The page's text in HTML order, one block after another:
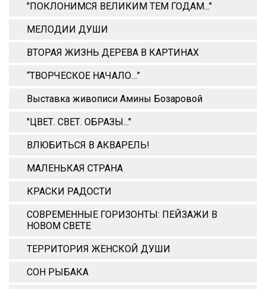
"ПОКЛОНИМСЯ ВЕЛИКИМ ТЕМ ГОДАМ..."
МЕЛОДИИ ДУШИ
ВТОРАЯ ЖИЗНЬ ДЕРЕВА В КАРТИНАХ
“ТВОРЧЕСКОЕ НАЧАЛО…”
Выставка живописи Амины Бозаровой
"ЦВЕТ. СВЕТ. ОБРАЗЫ..."
ВЛЮБИТЬСЯ В АКВАРЕЛЬ!
МАЛЕНЬКАЯ СТРАНА
КРАСКИ РАДОСТИ
СОВРЕМЕННЫЕ ГОРИЗОНТЫ: ПЕЙЗАЖИ В
НОВОМ СВЕТЕ
ТЕРРИТОРИЯ ЖЕНСКОЙ ДУШИ
СОН РЫБАКА